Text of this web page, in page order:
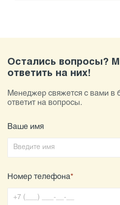
Остались вопросы?
ответить на них!
Менеджер свяжется с вами в
ответит на вопросы.
Ваше имя
Номер телефона*